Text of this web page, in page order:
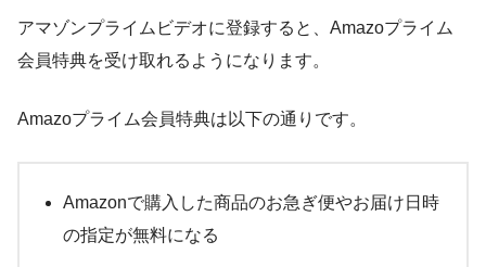
アマゾンプライムビデオに登録すると、Amazoプライム
会員特典を受け取れるようになります。
Amazoプライム会員特典は以下の通りです。
Amazonで購入した商品のお急ぎ便やお届け日時
の指定が無料になる